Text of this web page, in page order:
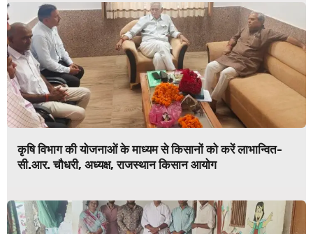
कृषि विभाग की योजनाओं के माध्यम से किसानों को करें लाभान्वित-
सी.आर. चौधरी, अध्यक्ष, राजस्थान किसान आयोग